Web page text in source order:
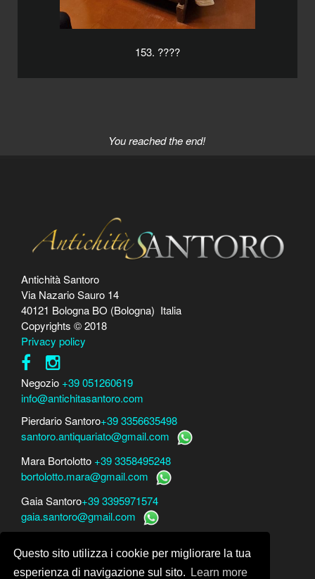
Questo sito utilizza i cookie per migliorare la tua
esperienza di navigazione sul sito.
Learn more
153. ????
You reached the end!
Antichità Santoro
Via Nazario Sauro 14
40121 Bologna BO (Bologna) Italia
Copyrights © 2018
Privacy policy
Negozio +39 051260619
info@antichitasantoro.com
Pierdario Santoro+39 3356635498
santoro.antiquariato@gmail.com
Mara Bortolotto +39 3358495248
bortolotto.mara@gmail.com
Gaia Santoro+39 3395971574
gaia.santoro@gmail.com
Mara Bortolottowww.perito-arte-antiquariato.it
Dario Santorowww.peritoarte.info